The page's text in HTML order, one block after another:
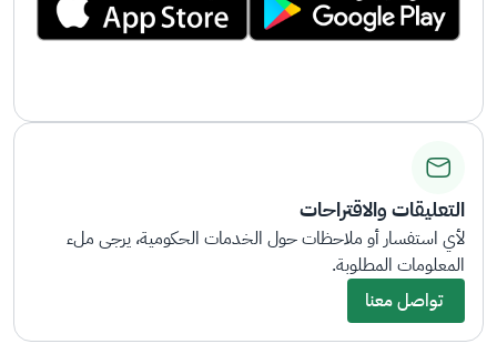
التعليقات والاقتراحات
لأي استفسار أو ملاحظات حول الخدمات الحكومية، يرجى ملء
المعلومات المطلوبة.
تواصل معنا